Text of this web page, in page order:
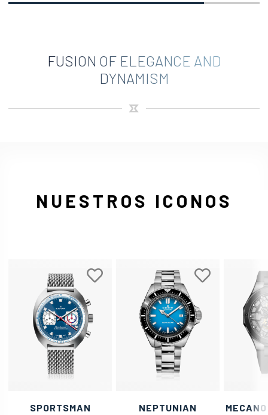
FUSION OF ELEGANCE AND
DYNAMISM
NUESTROS ICONOS
SPORTSMAN
NEPTUNIAN